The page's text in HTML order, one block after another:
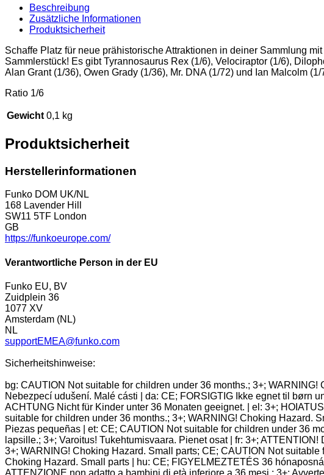
Beschreibung
Zusätzliche Informationen
Produktsicherheit
Schaffe Platz für neue prähistorische Attraktionen in deiner Sammlung
Sammlerstück! Es gibt Tyrannosaurus Rex (1/6), Velociraptor (1/6),
Alan Grant (1/36), Owen Grady (1/36), Mr. DNA (1/72) und Ian Malcolm
Ratio 1/6
Gewicht 0,1 kg
Produktsicherheit
Herstellerinformationen
Funko DOM UK/NL
168 Lavender Hill
SW11 5TF London
GB
https://funkoeurope.com/
Verantwortliche Person in der EU
Funko EU, BV
Zuidplein 36
1077 XV
Amsterdam (NL)
NL
supportEMEA@funko.com
Sicherheitshinweise:
bg: CAUTION Not suitable for children under 36 months.; 3+;
Nebezpecí udušení. Malé cásti | da: CE; FORSIGTIG Ikke egnet til børn
ACHTUNG Nicht für Kinder unter 36 Monaten geeignet. | el: 3+;
suitable for children under 36 months.; 3+; WARNING! Choking Hazard.
Piezas pequeñas | et: CE; CAUTION Not suitable for children under 36
lapsille.; 3+; Varoitus! Tukehtumisvaara. Pienet osat | fr: 3+;
3+; WARNING! Choking Hazard. Small parts; CE; CAUTION Not
Choking Hazard. Small parts | hu: CE; FIGYELMEZTETÉS 36
ATTENZIONE non adatto a bambini di età inferiore a 36 mesi.; 3+;